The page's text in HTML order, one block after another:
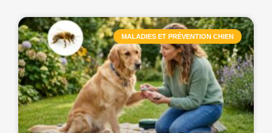
MALADIES ET PRÉVENTION CHIEN